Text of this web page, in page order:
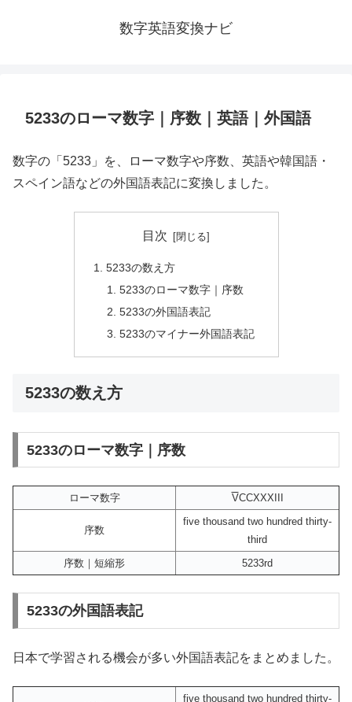
数字英語変換ナビ
5233のローマ数字｜序数｜英語｜外国語
数字の「5233」を、ローマ数字や序数、英語や韓国語・
スペイン語などの外国語表記に変換しました。
目次
5233の数え方
5233のローマ数字｜序数
5233の外国語表記
5233のマイナー外国語表記
5233の数え方
5233のローマ数字｜序数
ローマ数字 VCCXXXIII
序数
five thousand two hundred thirty-
third
序数｜短縮形
5233rd
5233の外国語表記
日本で学習される機会が多い外国語表記をまとめました。
five thousand two hundred thirty-